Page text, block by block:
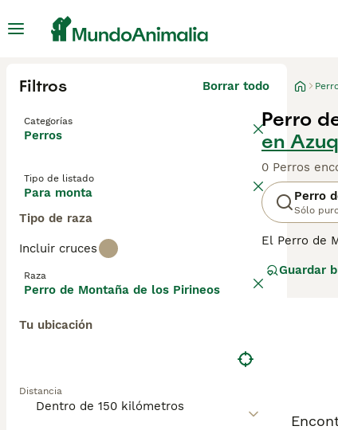
Filtros Borrar todo
Categorías
Perros
Tipo de listado
Para monta
Tipo de raza
Incluir cruces
Raza
Perro de Montaña de los Pirineos
Tu ubicación
Distancia
Perro
en
0 Perros
Perro
Sólo
El Perro de
convierte
deben tener
Guardar